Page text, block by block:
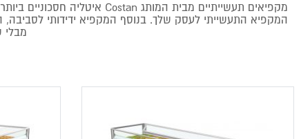
המקפיא התעשייתי לעסק שלך. בנוסף המקפיא ידידותי לסביבה,
מבלי